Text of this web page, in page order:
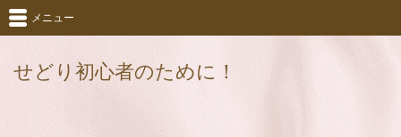
せどり初心者のために！
メニュー